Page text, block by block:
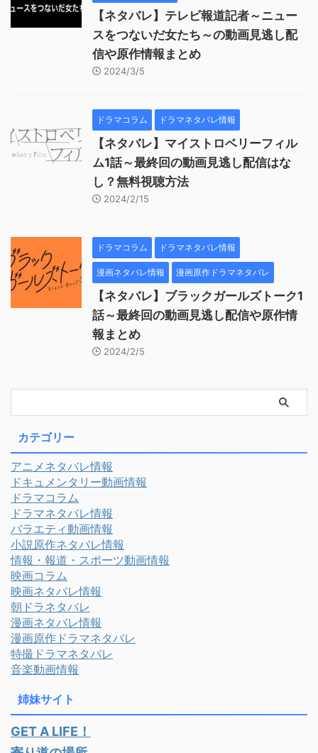
【ネタバレ】テレビ報道記者～ニュー
スをつないだ女たち～の動画見逃し配
信や原作情報まとめ
2024/3/5
ドラマコラム ドラマネタバレ情報
【ネタバレ】マイストロベリーフィル
ム1話～最終回の動画見逃し配信はな
し？無料視聴方法
2024/2/15
ドラマコラム ドラマネタバレ情報
漫画ネタバレ情報 漫画原作ドラマネタバレ
【ネタバレ】ブラックガールズトーク1
話～最終回の動画見逃し配信や原作情
報まとめ
2024/2/5
カテゴリー
アニメネタバレ情報
ドキュメンタリー動画情報
ドラマコラム
ドラマネタバレ情報
バラエティ動画情報
小説原作ネタバレ情報
情報・報道・スポーツ動画情報
映画コラム
映画ネタバレ情報
朝ドラネタバレ
漫画ネタバレ情報
漫画原作ドラマネタバレ
特撮ドラマネタバレ
音楽動画情報
姉妹サイト
GET A LIFE！